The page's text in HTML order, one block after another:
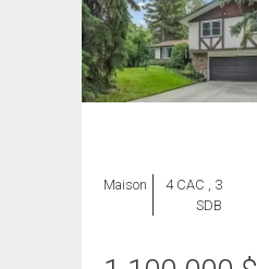
Maison
4 CAC , 3
SDB